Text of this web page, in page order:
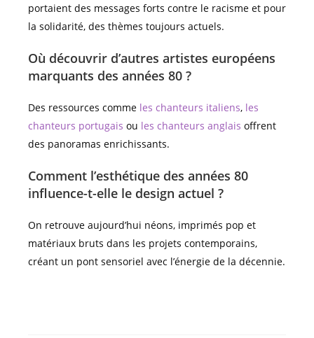
portaient des messages forts contre le racisme et pour
la solidarité, des thèmes toujours actuels.
Où découvrir d’autres artistes européens
marquants des années 80 ?
Des ressources comme les chanteurs italiens, les
chanteurs portugais ou les chanteurs anglais offrent
des panoramas enrichissants.
Comment l’esthétique des années 80
influence-t-elle le design actuel ?
On retrouve aujourd’hui néons, imprimés pop et
matériaux bruts dans les projets contemporains,
créant un pont sensoriel avec l’énergie de la décennie.